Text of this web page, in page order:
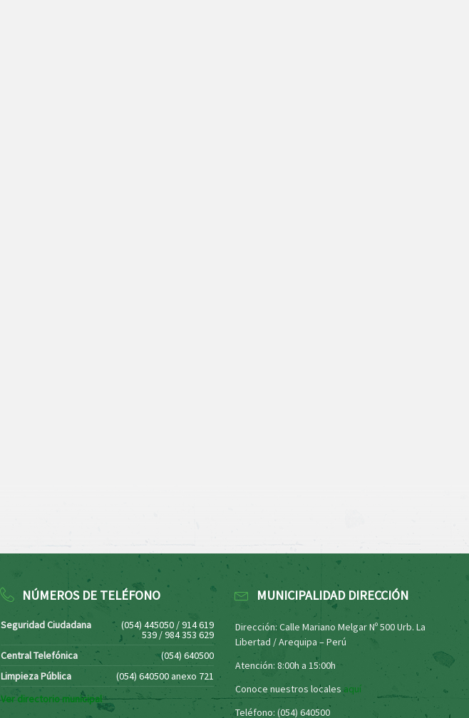
NÚMEROS DE TELÉFONO
Seguridad Ciudadana (054) 445050 / 914 619
539 / 984 353 629
Central Telefónica
(054) 640500
Limpieza Pública
(054) 640500 anexo 721
Ver directorio municipal
MUNICIPALIDAD DIRECCIÓN
Dirección: Calle Mariano Melgar Nº 500 Urb. La
Libertad / Arequipa – Perú
Atención: 8:00h a 15:00h
Conoce nuestros locales aquí
Teléfono: (054) 640500